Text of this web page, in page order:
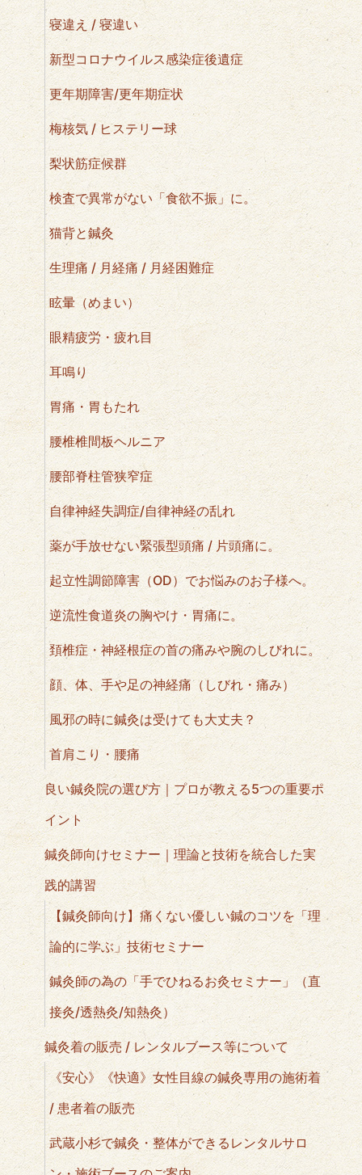
寝違え / 寝違い
新型コロナウイルス感染症後遺症
更年期障害/更年期症状
梅核気 / ヒステリー球
梨状筋症候群
検査で異常がない「食欲不振」に。
猫背と鍼灸
生理痛 / 月経痛 / 月経困難症
眩暈（めまい）
眼精疲労・疲れ目
耳鳴り
胃痛・胃もたれ
腰椎椎間板ヘルニア
腰部脊柱管狭窄症
自律神経失調症/自律神経の乱れ
薬が手放せない緊張型頭痛 / 片頭痛に。
起立性調節障害（OD）でお悩みのお子様へ。
逆流性食道炎の胸やけ・胃痛に。
頚椎症・神経根症の首の痛みや腕のしびれに。
顔、体、手や足の神経痛（しびれ・痛み）
風邪の時に鍼灸は受けても大丈夫？
首肩こり・腰痛
良い鍼灸院の選び方｜プロが教える5つの重要ポ
イント
鍼灸師向けセミナー｜理論と技術を統合した実
践的講習
【鍼灸師向け】痛くない優しい鍼のコツを「理
論的に学ぶ」技術セミナー
鍼灸師の為の「手でひねるお灸セミナー」（直
接灸/透熱灸/知熱灸）
鍼灸着の販売 / レンタルブース等について
《安心》《快適》女性目線の鍼灸専用の施術着
/ 患者着の販売
武蔵小杉で鍼灸・整体ができるレンタルサロ